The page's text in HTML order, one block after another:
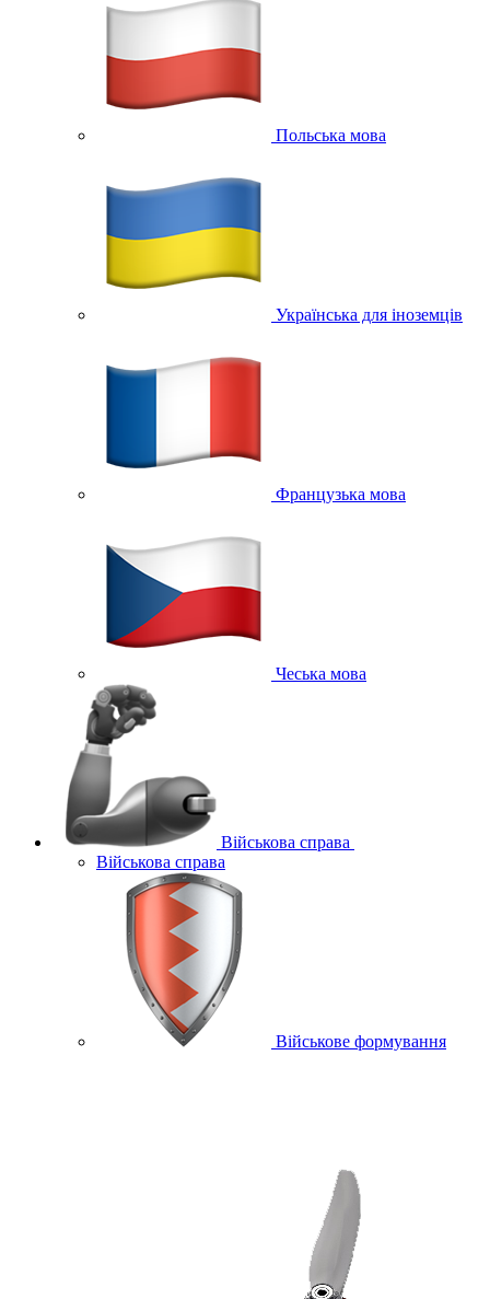
Польська мова
Українська для іноземців
Французька мова
Чеська мова
Військова справа
Військова справа
Військове формування